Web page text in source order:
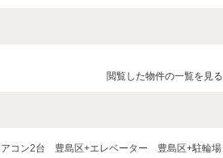
閲覧した物件の一覧を見る
コン2台 豊島区+エレベーター 豊島区+駐輪場